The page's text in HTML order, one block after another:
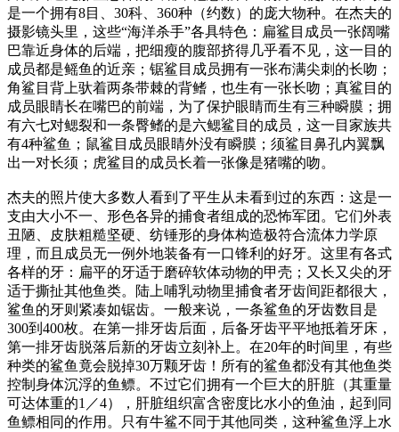
是一个拥有8目、30科、360种（约数）的庞大物种。在杰夫的
摄影镜头里，这些“海洋杀手”各具特色：扁鲨目成员一张阔嘴
巴靠近身体的后端，把细瘦的腹部挤得几乎看不见，这一目的
成员都是鳐鱼的近亲；锯鲨目成员拥有一张布满尖刺的长吻；
角鲨目背上驮着两条带棘的背鳍，也生有一张长吻；真鲨目的
成员眼睛长在嘴巴的前端，为了保护眼睛而生有三种瞬膜；拥
有六七对鳃裂和一条臀鳍的是六鳃鲨目的成员，这一目家族共
有4种鲨鱼；鼠鲨目成员眼睛外没有瞬膜；须鲨目鼻孔内翼飘
出一对长须；虎鲨目的成员长着一张像是猪嘴的吻。
杰夫的照片使大多数人看到了平生从未看到过的东西：这是一
支由大小不一、形色各异的捕食者组成的恐怖军团。它们外表
丑陋、皮肤粗糙坚硬、纺锤形的身体构造极符合流体力学原
理，而且成员无一例外地装备有一口锋利的好牙。这里有各式
各样的牙：扁平的牙适于磨碎软体动物的甲壳；又长又尖的牙
适于撕扯其他鱼类。陆上哺乳动物里捕食者牙齿间距都很大，
鲨鱼的牙则紧凑如锯齿。一般来说，一条鲨鱼的牙齿数目是
300到400枚。在第一排牙齿后面，后备牙齿平平地抵着牙床，
第一排牙齿脱落后新的牙齿立刻补上。在20年的时间里，有些
种类的鲨鱼竟会脱掉30万颗牙齿！所有的鲨鱼都没有其他鱼类
控制身体沉浮的鱼鳔。不过它们拥有一个巨大的肝脏（其重量
可达体重的1／4），肝脏组织富含密度比水小的鱼油，起到同
鱼鳔相同的作用。只有牛鲨不同于其他同类，这种鲨鱼浮上水